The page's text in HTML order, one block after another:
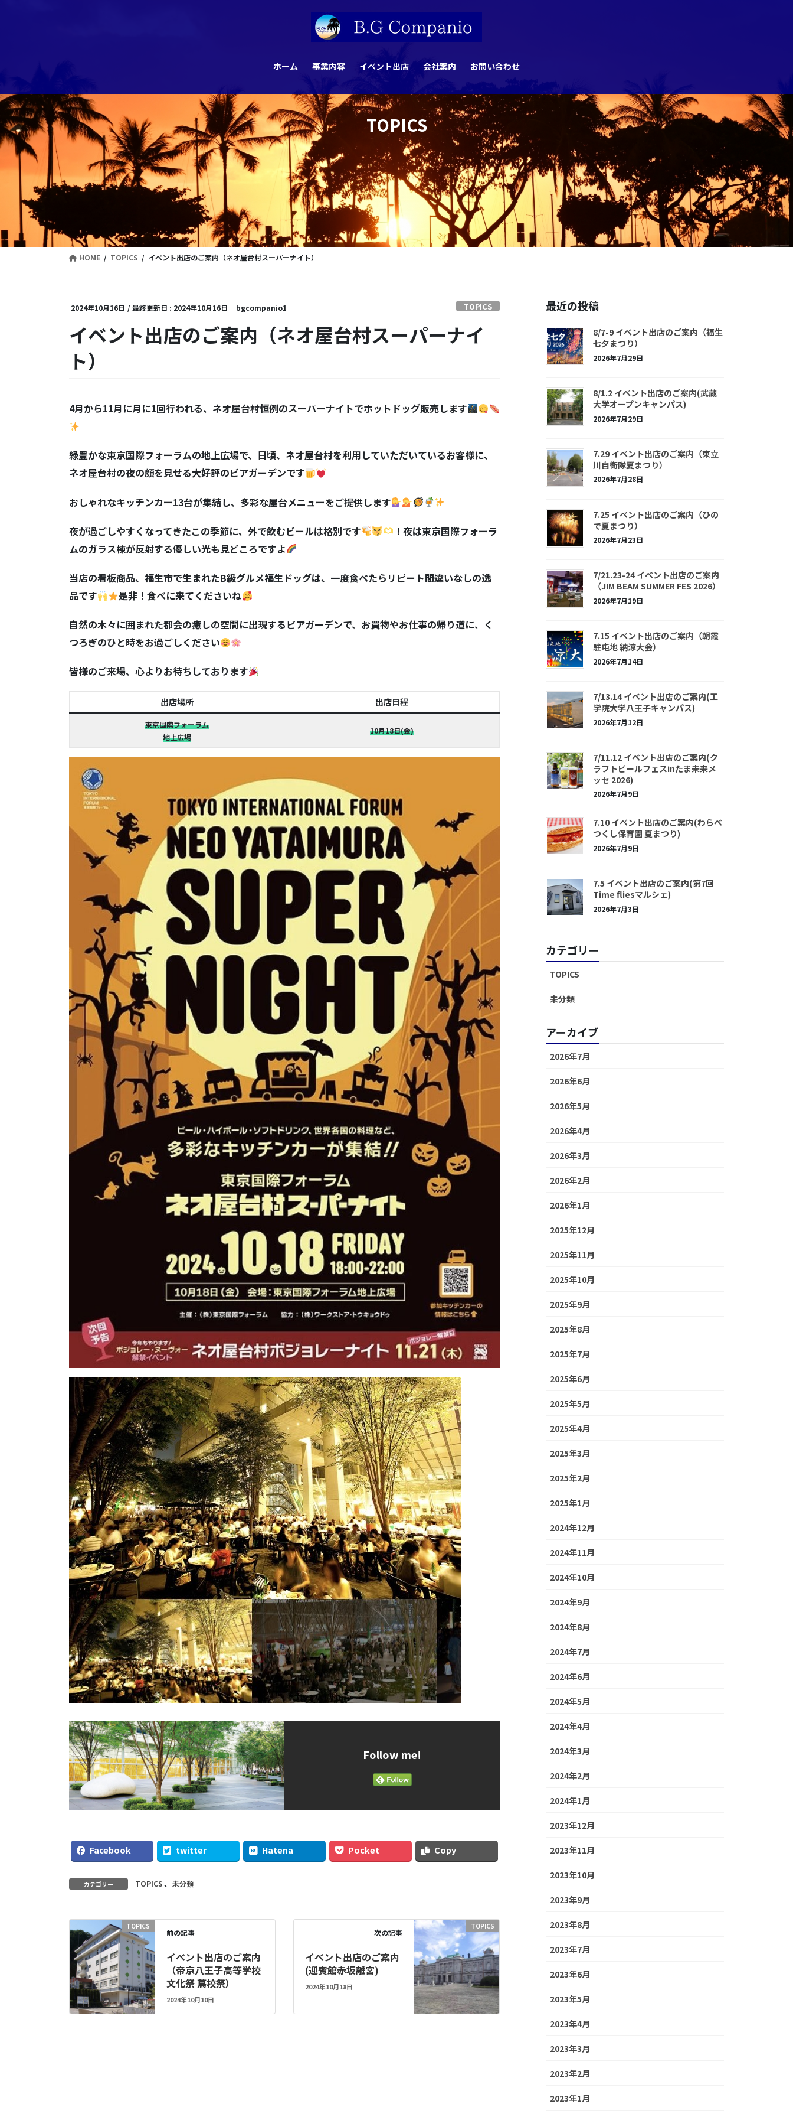
移
動
ン
に
移
動
ホーム 事業内容 イベント出店 会社案内 お問い合わせ
TOPICS
HOME TOPICS イベント出店のご案内（ネオ屋台村スーパーナイト）
2024年10月16日 / 最終更新日 : 2024年10月16日 bgcompanio1 TOPICS
イベント出店のご案内（ネオ屋台村スーパーナイ
ト）
4月から11月に月に1回行われる、ネオ屋台村恒例のスーパーナイトでホットドッグ販売します
緑豊かな東京国際フォーラムの地上広場で、日頃、ネオ屋台村を利用していただいているお客様に、
ネオ屋台村の夜の顔を見せる大好評のビアガーデンです
おしゃれなキッチンカー13台が集結し、多彩な屋台メニューをご提供します
夜が過ごしやすくなってきたこの季節に、外で飲むビールは格別です
！夜は東京国際フォーラ
ムのガラス棟が反射する優しい光も見どころですよ
当店の看板商品、福生市で生まれたB級グルメ福生ドッグは、一度食べたらリピート間違いなしの逸
品です
是非！食べに来てくださいね
自然の木々に囲まれた都会の癒しの空間に出現するビアガーデンで、お買物やお仕事の帰り道に、く
つろぎのひと時をお過ごしください
皆様のご来場、心よりお待ちしております
出店場所 出店日程
東京国際フォーラム
地上広場
10月18日(金)
Follow me!
Facebook twitter Hatena Pocket Copy
カテゴリー TOPICS、 未分類
TOPICS
前の記事
イベント出店のご案内
（帝京八王子高等学校
文化祭 蔦校祭）
2024年10月10日
TOPICS
次の記事
イベント出店のご案内
(迎賓館赤坂離宮)
2024年10月18日
最近の投稿
8/7-9 イベント出店のご案内（福生
七夕まつり）
2026年7月29日
8/1.2 イベント出店のご案内(武蔵
大学オープンキャンパス)
2026年7月29日
7.29 イベント出店のご案内（東立
川自衛隊夏まつり）
2026年7月28日
7.25 イベント出店のご案内（ひの
で夏まつり）
2026年7月23日
7/21.23-24 イベント出店のご案内
（JIM BEAM SUMMER FES 2026）
2026年7月19日
7.15 イベント出店のご案内（朝霞
駐屯地 納涼大会）
2026年7月14日
7/13.14 イベント出店のご案内(工
学院大学八王子キャンパス)
2026年7月12日
7/11.12 イベント出店のご案内(ク
ラフトビールフェスinたま未来メ
ッセ 2026)
2026年7月9日
7.10 イベント出店のご案内(わらべ
つくし保育園 夏まつり)
2026年7月9日
7.5 イベント出店のご案内(第7回
Time fliesマルシェ)
2026年7月3日
カテゴリー
TOPICS
未分類
アーカイブ
2026年7月
2026年6月
2026年5月
2026年4月
2026年3月
2026年2月
2026年1月
2025年12月
2025年11月
2025年10月
2025年9月
2025年8月
2025年7月
2025年6月
2025年5月
2025年4月
2025年3月
2025年2月
2025年1月
2024年12月
2024年11月
2024年10月
2024年9月
2024年8月
2024年7月
2024年6月
2024年5月
2024年4月
2024年3月
2024年2月
2024年1月
2023年12月
2023年11月
2023年10月
2023年9月
2023年8月
2023年7月
2023年6月
2023年5月
2023年4月
2023年3月
2023年2月
2023年1月